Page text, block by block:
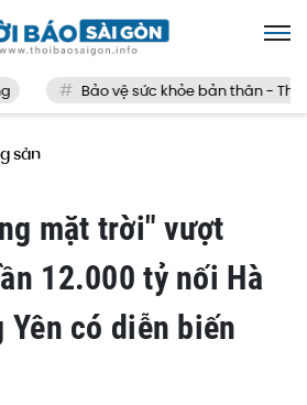
Bảo vệ sức khỏe bản thân - Thế
sản
mặt trời" vượt
12.000 tỷ nối Hà
Yên có diễn biến